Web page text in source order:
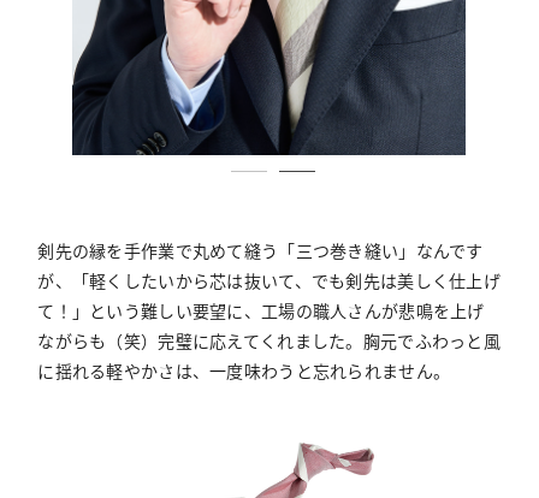
剣先の縁を手作業で丸めて縫う「三つ巻き縫い」なんです
が、「軽くしたいから芯は抜いて、でも剣先は美しく仕上げ
て！」という難しい要望に、工場の職人さんが悲鳴を上げ
ながらも（笑）完璧に応えてくれました。胸元でふわっと風
に揺れる軽やかさは、一度味わうと忘れられません。